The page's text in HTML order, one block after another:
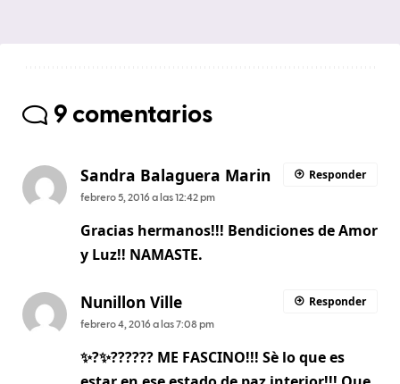
9 comentarios
Sandra Balaguera Marin
febrero 5, 2016 a las 12:42 pm
Gracias hermanos!!! Bendiciones de Amor
y Luz!! NAMASTE.
Responder
Nunillon Ville
febrero 4, 2016 a las 7:08 pm
✨?✨?????? ME FASCINO!!! Sè lo que es
Responder